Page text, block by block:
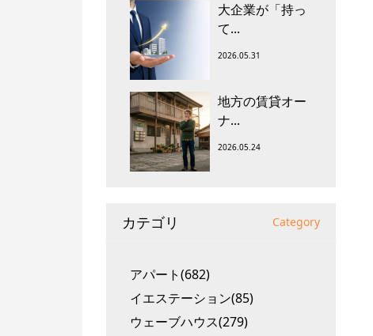
大企業が「持っ
て...
2026.05.31
地方の賃貸オー
ナ...
2026.05.24
カテゴリ Category
アパート(682)
イエステーション(85)
ウェーブハウス(279)